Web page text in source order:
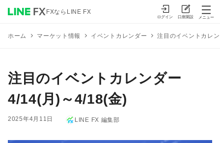
ホーム マーケット情報 イベントカレンダー 注目のイベントカレ
注目のイベントカレンダー
4/14(月)～4/18(金)
2025年4月11日 LINE FX 編集部
FXならLINE FX
ログイン 口座開設 メニュー